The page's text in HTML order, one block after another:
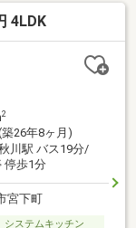
4LDK
2
26年8ヶ月)
川駅 バス19分/
停歩1分
宮下町
システムキッチン